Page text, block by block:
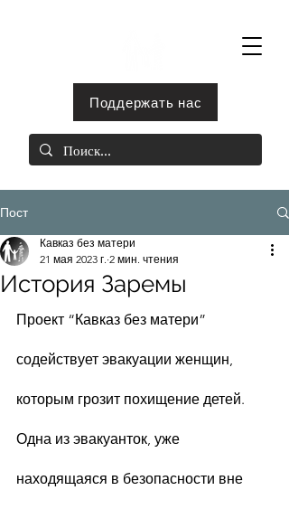
Поддержать нас
Пост
История Заремы
Кавказ без матери
21 мая 2023 г. 2 мин. чтения
Проект “Кавказ без матери”
содействует эвакуации женщин,
которым грозит похищение детей.
Одна из эвакуанток, уже
находящаяся в безопасности вне